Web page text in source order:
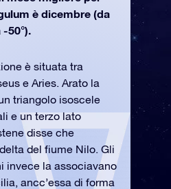
è dicembre (da
50°).
è situata tra
e Aries. Arato la
triangolo isoscele
e un terzo lato
disse che
del fiume Nilo. Gli
invece la associavano
ancc’essa di forma